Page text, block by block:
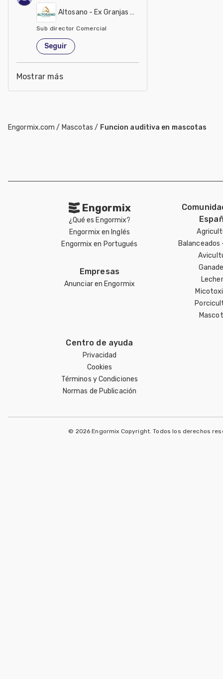
Altosano - Ex Granjas Carroll
Sub director Comercial
México
Seguir
Mostrar más
Engormix.com / Mascotas / Funcion auditiva en mascotas
Engormix
¿Qué es Engormix?
Engormix en Inglés
Engormix en Portugués
Empresas
Anunciar en Engormix
Balanceados
Centro de ayuda
Privacidad
Cookies
Términos y Condiciones
Normas de Publicación
© 2026 Engormix Copyright. Todos los derechos